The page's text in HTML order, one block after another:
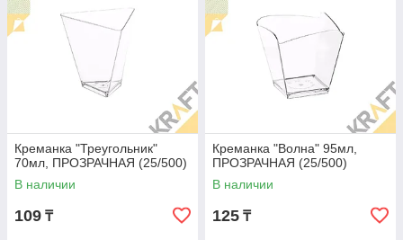
Креманка "Треугольник"
70мл, ПРОЗРАЧНАЯ (25/500)
В наличии
109 ₸
Креманка "Волна" 95мл,
ПРОЗРАЧНАЯ (25/500)
В наличии
125 ₸